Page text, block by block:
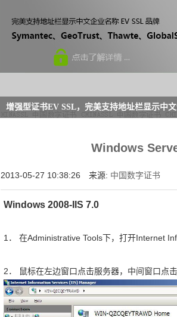
增强型证书EV SSL，完美支持地址栏显示中
增强型证书EV SSL,赛门铁克EV证书,verisign EV SSL证
Windows
2013-05-27 10:38:26 来源: 中国数字证书
Windows 2008-IIS 7.0
1． 在Administrative Tools下，打开Internet
2． 鼠标在左边窗口点击服务器，中间窗口点